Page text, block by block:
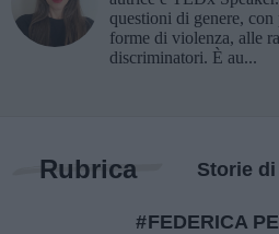
questioni di genere,
forme di violenza, alle
discriminatori. È au...
Rubrica Storie
FEDERICA